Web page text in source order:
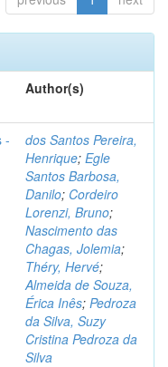
Author(s)
-
dos Santos Pereira,
Henrique; Egle
Santos Barbosa,
Danilo; Cordeiro
Lorenzi, Bruno;
Nascimento das
Chagas, Jolemia;
Théry, Hervé;
Almeida de Souza,
Érica Inês; Pedroza
da Silva, Suzy
Cristina Pedroza da
Silva